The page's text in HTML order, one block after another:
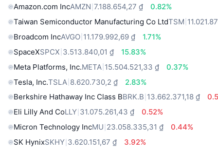
Amazon.com IncAMZN 7.188.654,27 ₫
0.82%
Taiwan Semiconductor Manufacturing Co LtdTSM
Broadcom IncAVGO 11.179.992,69 ₫
1.71%
SpaceXSPCX 3.513.840,01 ₫
15.83%
Meta Platforms, Inc.META 15.504.521,33 ₫
0.37%
Tesla, Inc.TSLA 8.620.730,2 ₫
2.83%
Berkshire Hathaway Inc Class BBRK.B 13.662.371,18 ₫
Eli Lilly And CoLLY 31.075.261,43 ₫
0.52%
Micron Technology IncMU 23.058.335,31 ₫
0.44%
SK HynixSKHY 3.620.151,67 ₫
3.92%